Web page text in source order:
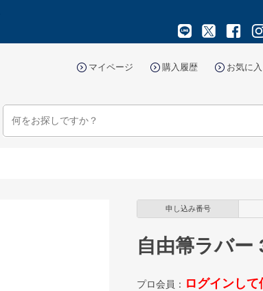
マイページ 購入履歴 お気に
申し込み番号
自由箒ラバー
プロ会員： ログインし